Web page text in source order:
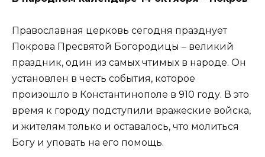
Православная церковь сегодня празднует
Покрова Пресвятой Богородицы – великий
праздник, один из самых чтимых в народе. Он
установлен в честь события, которое
произошло в Константинополе в 910 году. В это
время к городу подступили вражеские войска,
и жителям только и оставалось, что молиться
Богу и уповать на его помощь.